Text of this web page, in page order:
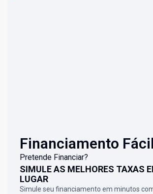
Financiamento Fácil
Pretende Financiar?
SIMULE AS MELHORES TAXAS
LUGAR
Simule seu financiamento em minutos